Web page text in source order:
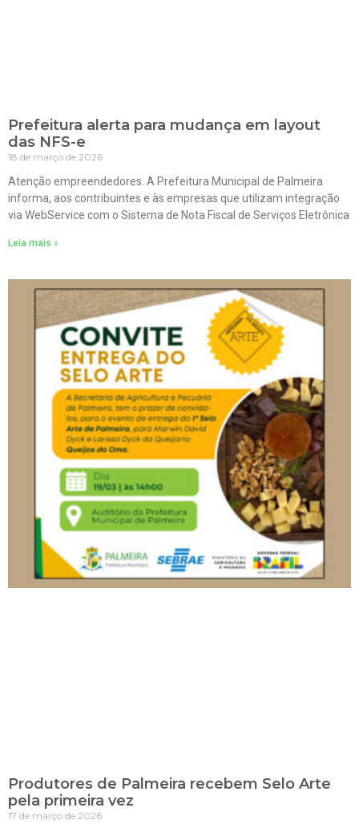
Prefeitura alerta para mudança em layout
das NFS-e
18 de março de 2026
Atenção empreendedores. A Prefeitura Municipal de Palmeira
informa, aos contribuintes e às empresas que utilizam integração
via WebService com o Sistema de Nota Fiscal de Serviços Eletrônica
Leia mais »
Produtores de Palmeira recebem Selo Arte
pela primeira vez
17 de março de 2026